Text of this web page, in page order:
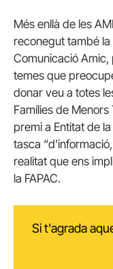
Més enllà de les
reconegut també
Comunicació Amic,
temes que
donar veu a totes
Famílies de
premi a Entitat de
tasca
realitat que ens
la FAPAC.
Si t'agrada